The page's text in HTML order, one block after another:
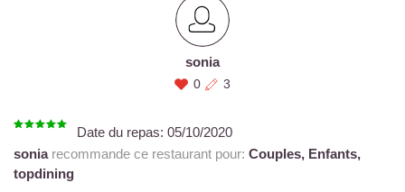
sonia
0 3
Date du repas: 05/10/2020
soniarecommande ce restaurant pour: Couples, Enfants,
topdining